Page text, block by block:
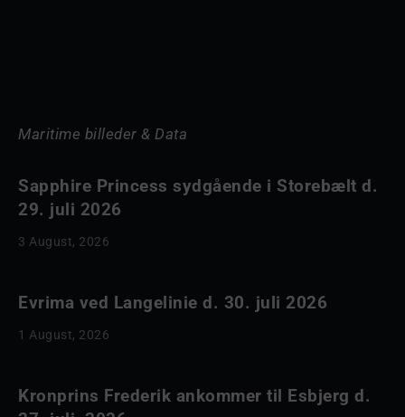
Maritime billeder & Data
Sapphire Princess sydgående i Storebælt d.
29. juli 2026
3 August, 2026
Evrima ved Langelinie d. 30. juli 2026
1 August, 2026
Kronprins Frederik ankommer til Esbjerg d.